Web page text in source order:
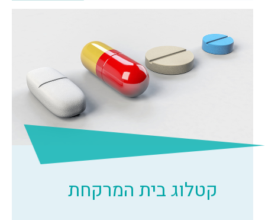
קטלוג בית המרקחת